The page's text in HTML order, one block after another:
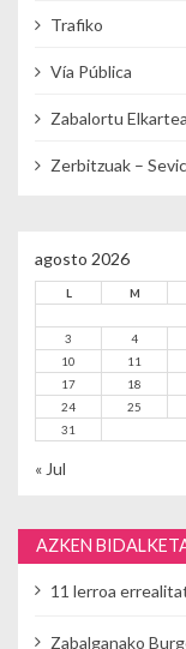
Trafiko
Vía Pública
Zabalortu Elkartea
Zerbitzuak –
agosto 2026
L M
3
4
10
11
17
18
24
25
31
« Jul
AZKEN
11 lerroa
Zabalganako